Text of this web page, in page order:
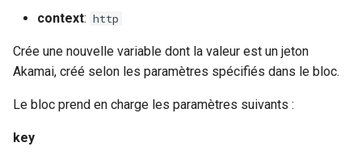
tarantool
template
test
context: http
Crée une nouvelle variable dont la valeur est un jeton
Akamai, créé selon les paramètres spécifiés dans le bloc.
Le bloc prend en charge les paramètres suivants :
key